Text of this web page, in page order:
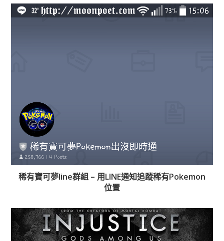
稀有寶可夢line群組 – 用LINE通知追蹤稀有Pokemon
位置